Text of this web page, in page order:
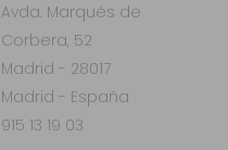
Avda. Marqués de
Corbera, 52
Madrid - 28017
Madrid - España
915 13 19 03